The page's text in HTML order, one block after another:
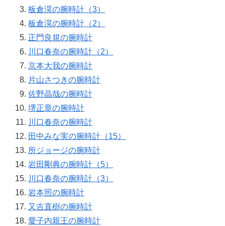
板倉滉の腕時計（3）
板倉滉の腕時計（2）
正門良規の腕時計
川口春奈の腕時計（2）
京本大我の腕時計
片山さつきの腕時計
佐野晶哉の腕時計
堺正章の腕時計
川口春奈の腕時計
田中みな実の腕時計（15）
所ジョージの腕時計
岩田剛典の腕時計（5）
川口春奈の腕時計（3）
岩本照の腕時計
又吉直樹の腕時計
愛子内親王の腕時計